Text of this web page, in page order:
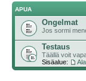
APUA
Ongelmat
Jos sormi
Testaus
Täällä voit
Sisäalue: